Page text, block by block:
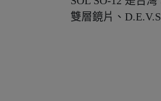
雙層鏡片、